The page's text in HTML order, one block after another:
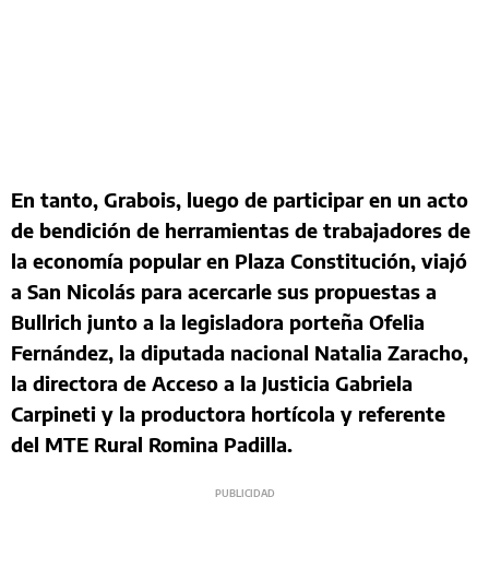
En tanto, Grabois, luego de participar en un acto
de bendición de herramientas de trabajadores de
la economía popular en Plaza Constitución, viajó
a San Nicolás para acercarle sus propuestas a
Bullrich junto a la legisladora porteña Ofelia
Fernández, la diputada nacional Natalia Zaracho,
la directora de Acceso a la Justicia Gabriela
Carpineti y la productora hortícola y referente
del MTE Rural Romina Padilla.